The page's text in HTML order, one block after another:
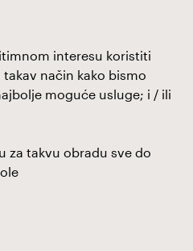
interesu koristiti
način kako bismo
moguće usluge; i / ili
za takvu obradu sve do